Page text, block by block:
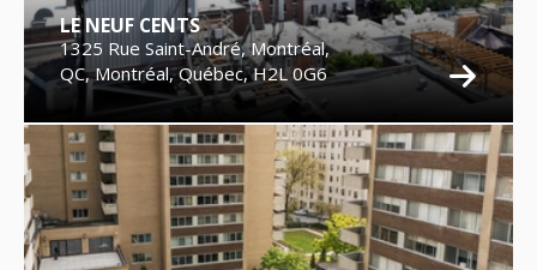
LE NEUF CENTS
1325 Rue Saint-André, Montréal,
QC, Montréal, Québec, H2L 0G6